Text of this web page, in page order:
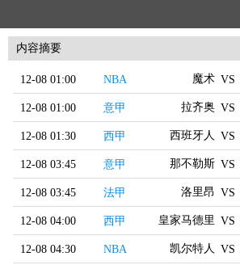
内容摘要
12-08 01:00 NBA 魔术 VS
12-08 01:00 意甲 拉齐奥 VS
12-08 01:30 西甲 西班牙人 VS
12-08 03:45 意甲 那不勒斯 VS
12-08 03:45 法甲 洛里昂 VS
12-08 04:00 西甲 皇家马德里 VS
12-08 04:30 NBA 凯尔特人 VS